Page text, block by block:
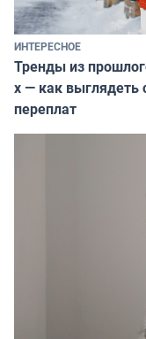
ИНТЕРЕСНОЕ
Тренды из
х — как выглядеть
переплат